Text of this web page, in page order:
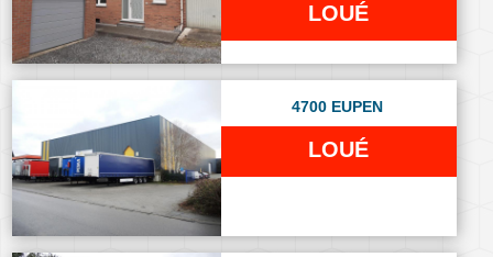
LOUÉ
4700 EUPEN
LOUÉ